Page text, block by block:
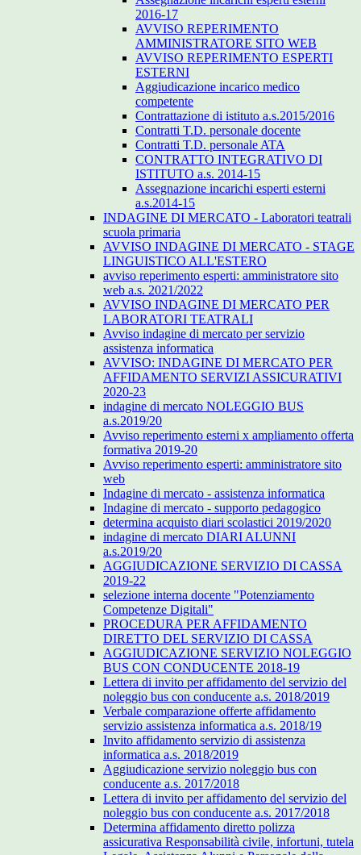
2016-17
AVVISO REPERIMENTO
AMMINISTRATORE SITO WEB
AVVISO REPERIMENTO ESPERTI
ESTERNI
Aggiudicazione incarico medico
competente
Contrattazione di istituto a.s.2015/2016
Contratti T.D. personale docente
Contratti T.D. personale ATA
CONTRATTO INTEGRATIVO DI
ISTITUTO a.s. 2014-15
Assegnazione incarichi esperti esterni
a.s.2014-15
INDAGINE DI MERCATO - Laboratori teatrali
scuola primaria
AVVISO INDAGINE DI MERCATO - STAGE
LINGUISTICO ALL'ESTERO
avviso reperimento esperti: amministratore sito
web a.s. 2021/2022
AVVISO INDAGINE DI MERCATO PER
LABORATORI TEATRALI
Avviso indagine di mercato per servizio
assistenza informatica
AVVISO: INDAGINE DI MERCATO PER
AFFIDAMENTO SERVIZI ASSICURATIVI
2020-23
indagine di mercato NOLEGGIO BUS
a.s.2019/20
Avviso reperimento esterni x ampliamento offerta
formativa 2019-20
Avviso reperimento esperti: amministratore sito
web
Indagine di mercato - assistenza informatica
Indagine di mercato - supporto pedagogico
determina acquisto diari scolastici 2019/2020
indagine di mercato DIARI ALUNNI
a.s.2019/20
AGGIUDICAZIONE SERVIZIO DI CASSA
2019-22
selezione interna docente "Potenziamento
Competenze Digitali"
PROCEDURA PER AFFIDAMENTO
DIRETTO DEL SERVIZIO DI CASSA
AGGIUDICAZIONE SERVIZIO NOLEGGIO
BUS CON CONDUCENTE 2018-19
Lettera di invito per affidamento del servizio del
noleggio bus con conducente a.s. 2018/2019
Verbale comparazione offerte affidamento
servizio assistenza informatica a.s. 2018/19
Invito affidamento servizio di assistenza
informatica a.s. 2018/2019
Aggiudicazione servizio noleggio bus con
conducente a.s. 2017/2018
Lettera di invito per affidamento del servizio del
noleggio bus con conducente a.s. 2017/2018
Determina affidamento diretto polizza
assicurativa Responsabilità civile, infortuni, tutela